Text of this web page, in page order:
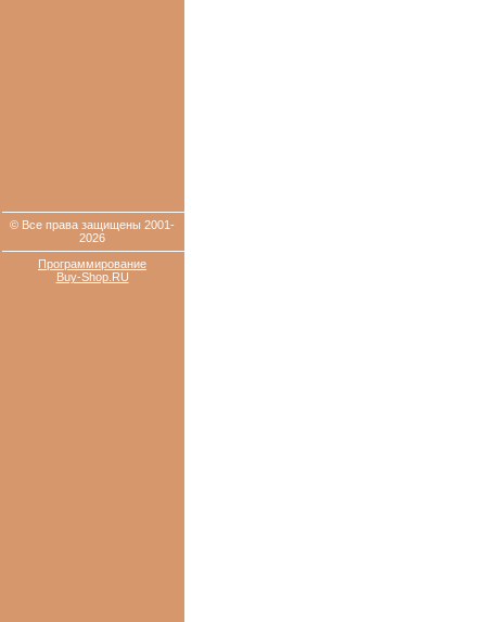
© Все права защищены 2001-
2026
Программирование
Buy-Shop.RU